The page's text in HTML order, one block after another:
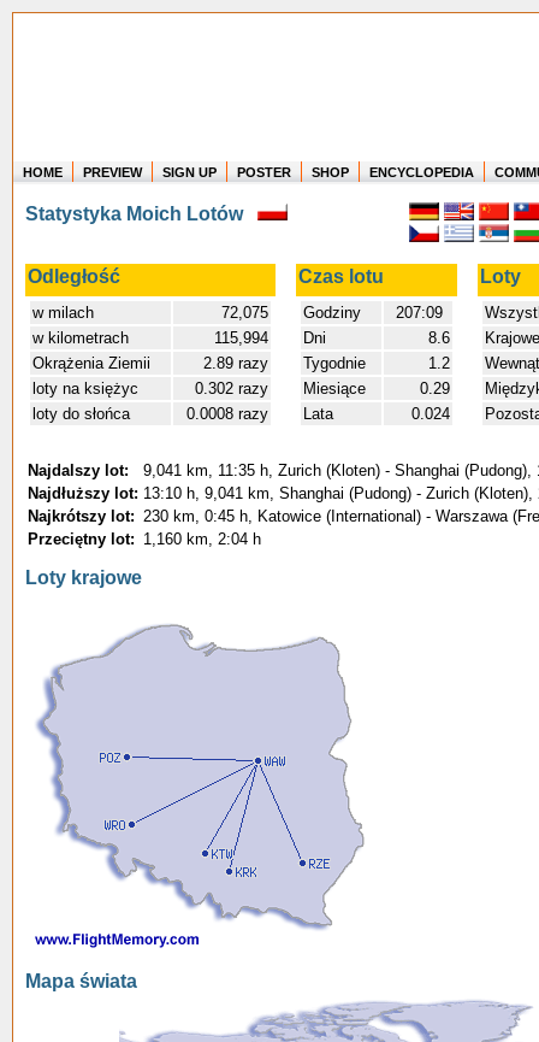
Where in the world have you flown?
How long have you been in the air?
Create your own FlightMemory and see!
HOME PREVIEW SIGN UP POSTER SHOP ENCYCLOPEDIA
Statystyka Moich Lotów
Odległość Czas lotu Loty
w milach
72,075
w kilometrach
115,994
Okrążenia Ziemii
2.89 razy
loty na księżyc
0.302 razy
loty do słońca
0.0008 razy
Godziny
207:09
Dni
8.6
Tygodnie
1.2
Miesiące
0.29
Lata
0.024
Krajowe
Najdalszy lot:
9,041 km, 11:35 h, Zurich (Kloten) - Shanghai (Pudong),
Najdłuższy lot: 13:10 h, 9,041 km, Shanghai (Pudong) - Zurich (Kloten),
Najkrótszy lot: 230 km, 0:45 h, Katowice (International) - Warszawa
Przeciętny lot: 1,160 km, 2:04 h
Loty krajowe
Mapa świata